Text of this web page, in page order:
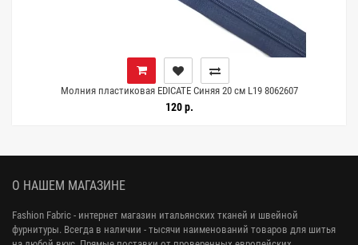
Молния пластиковая EDICATE Синяя 20 см L19 8062607
120 р.
О НАШЕМ МАГАЗИНЕ
Fashion Fabric - интернет магазин итальянских тканей и швейной
фурнитуры. Всегда в наличии - тысячи наименований товаров для шитья